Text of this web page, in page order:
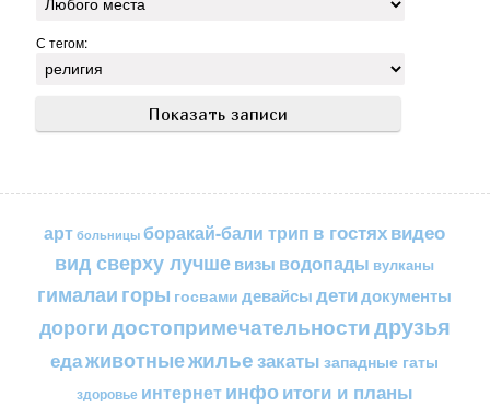
С тегом:
арт больницы боракай-бали трип в гостяхвидео
вид сверху лучшевизы водопады вулканы
гималаи горы госвами девайсы детидокументы
дорогидостопримечательностидрузья
едаживотныежильезакаты западные гаты
здоровье интернетинфоитоги и планы